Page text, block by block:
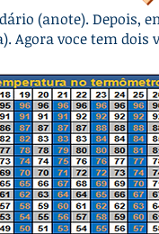
(anote). Depois,
Agora voce tem